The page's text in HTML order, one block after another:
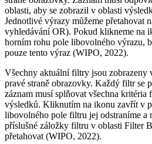
oblasti, aby se zobrazil v oblasti
Jednotlivé výrazy můžeme přetahovat
vyhledávání OR). Pokud klikneme na
horním rohu pole libovolného výrazu,
pouze tento výraz (WIPO, 2022).
Všechny aktuální filtry jsou zobrazeny
pravé straně obrazovky. Každý filtr se
záznam musí splňovat všechna
výsledků. Kliknutím na ikonu zavřít v
libovolného pole filtru jej odstraníme a
příslušné záložky filtru v oblasti Filter
přetahovat (WIPO, 2022).